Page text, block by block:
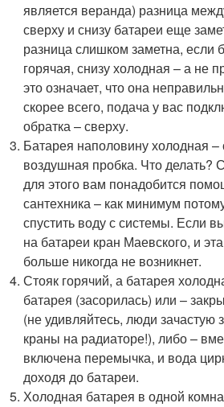
является веранда) разница
сверху и снизу батареи еще
разница слишком заметна, если
горячая, снизу холодная – а не
это означает, что она
скорее всего, подача у вас
обратка – сверху.
Батарея наполовину холодная –
воздушная пробка. Что делать?
для этого вам понадобится
сантехника – как минимум
спустить воду с системы. Если
на батареи кран Маевского, и
больше никогда не возникнет.
Стояк горячий, а батарея
батарея (засорилась) или –
(не удивляйтесь, люди зачастую
краны на радиаторе!), либо –
включена перемычка, и вода
доходя до батареи.
Холодная батарея в одной